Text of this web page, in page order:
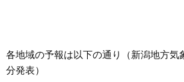
各地域の予報は以下の通り（新潟地方気
分発表）